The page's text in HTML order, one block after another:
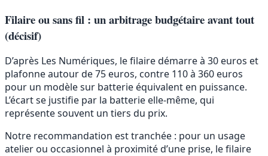
Filaire ou sans fil : un arbitrage budgétaire avant tout
(décisif)
D’après Les Numériques, le filaire démarre à 30 euros et
plafonne autour de 75 euros, contre 110 à 360 euros
pour un modèle sur batterie équivalent en puissance.
L’écart se justifie par la batterie elle-même, qui
représente souvent un tiers du prix.
Notre recommandation est tranchée : pour un usage
atelier ou occasionnel à proximité d’une prise, le filaire